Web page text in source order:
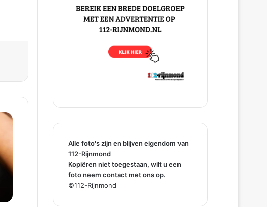
Alle foto's zijn en blijven eigendom van
112-Rijnmond
Kopiëren niet toegestaan, wilt u een
foto neem contact met ons op.
©112-Rijnmond